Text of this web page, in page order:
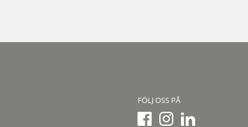
FÖLJ OSS PÅ